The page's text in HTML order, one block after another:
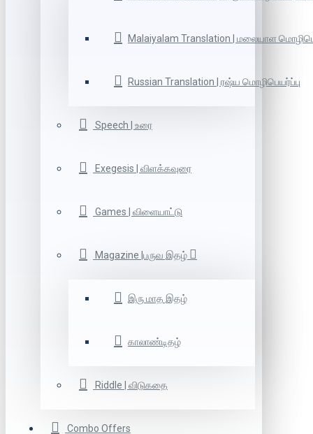
Malaiyalam Translation | மலையாள
Russian Translation | ரஷ்ய மொழிபெயர்ப்பு
Speech | உரை
Exegesis | விளக்கவுரை
Games | விளையாட்டு
Magazine |பருவ இதழ்
இரு மாத இதழ்
காலாண்டிதழ்
Riddle | விடுகதை
Combo Offers